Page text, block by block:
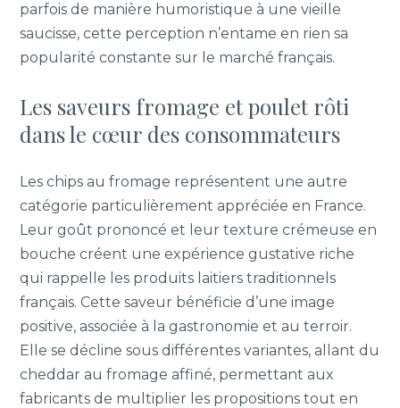
parfois de manière humoristique à une vieille
saucisse, cette perception n’entame en rien sa
popularité constante sur le marché français.
Les saveurs fromage et poulet rôti
dans le cœur des consommateurs
Les chips au fromage représentent une autre
catégorie particulièrement appréciée en France.
Leur goût prononcé et leur texture crémeuse en
bouche créent une expérience gustative riche
qui rappelle les produits laitiers traditionnels
français. Cette saveur bénéficie d’une image
positive, associée à la gastronomie et au terroir.
Elle se décline sous différentes variantes, allant du
cheddar au fromage affiné, permettant aux
fabricants de multiplier les propositions tout en